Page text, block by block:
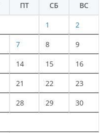
ПТ СБ ВС
1 2
7 8 9
14 15 16
21 22 23
28 29 30